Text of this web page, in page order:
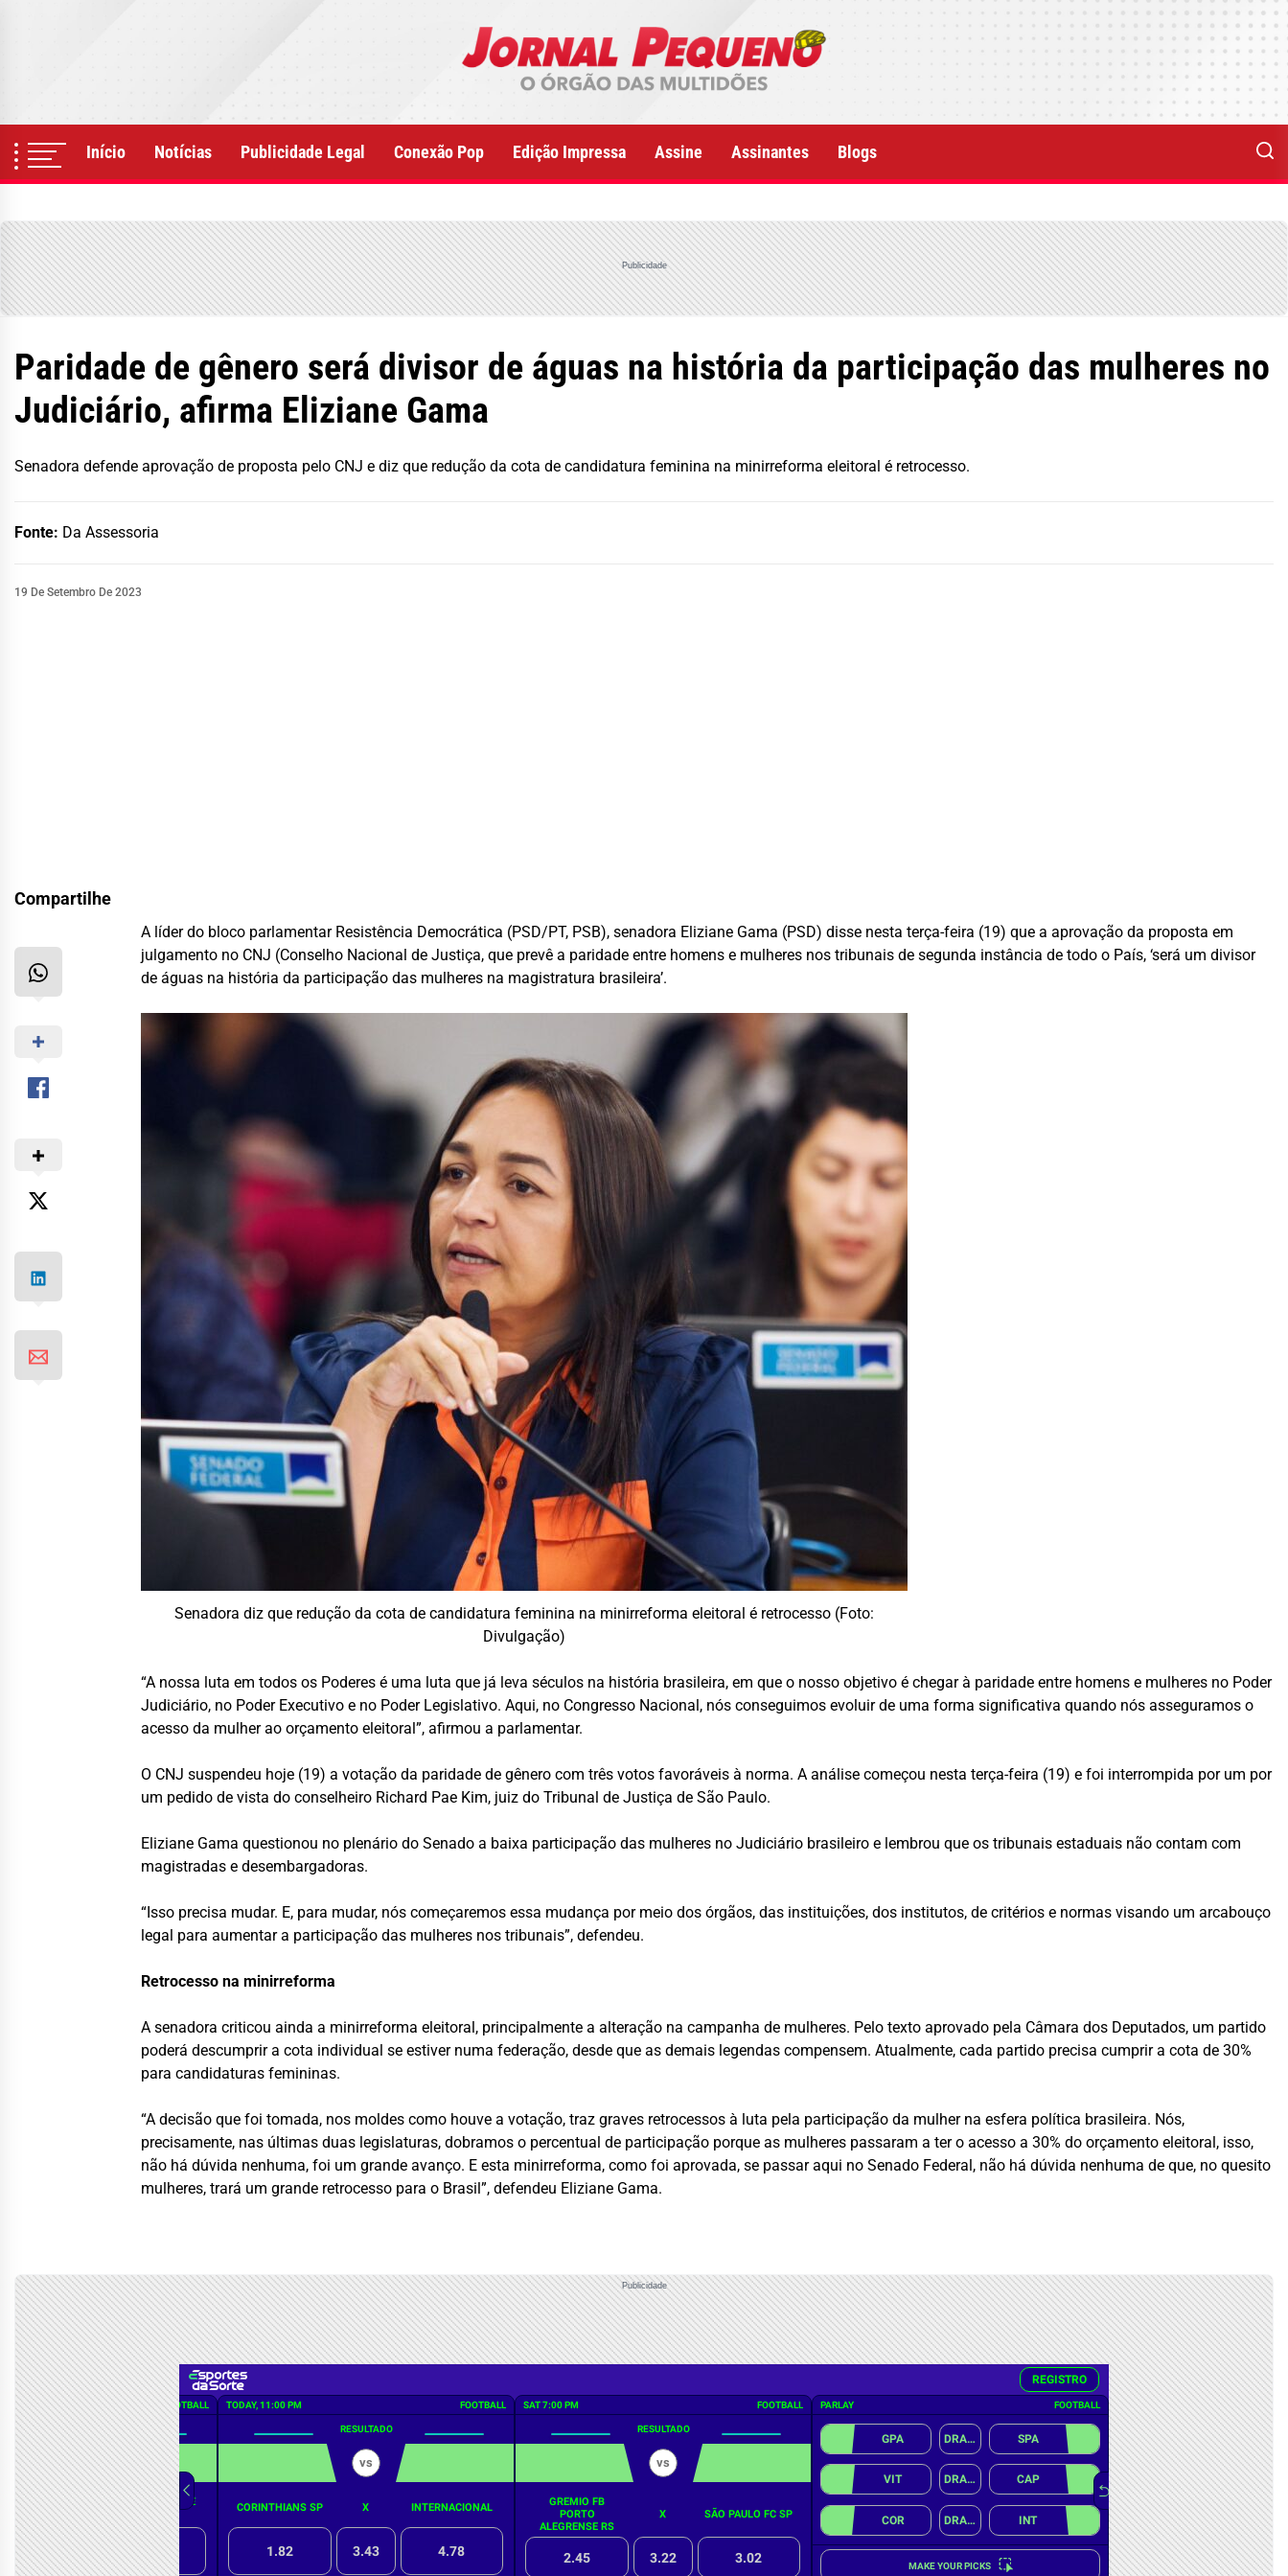
Início Notícias Publicidade Legal Conexão Pop Edição Impressa Assine Assinantes Blogs
Publicidade
Paridade de gênero será divisor de águas na história da participação das mulheres no
Judiciário, afirma Eliziane Gama
Senadora defende aprovação de proposta pelo CNJ e diz que redução da cota de candidatura feminina na minirreforma eleitoral é retrocesso.
Fonte: Da Assessoria
19 De Setembro De 2023
Compartilhe
A líder do bloco parlamentar Resistência Democrática (PSD/PT, PSB), senadora Eliziane Gama (PSD) disse nesta terça-feira (19) que a aprovação da proposta em
julgamento no CNJ (Conselho Nacional de Justiça, que prevê a paridade entre homens e mulheres nos tribunais de segunda instância de todo o País, ‘será um divisor
de águas na história da participação das mulheres na magistratura brasileira’.
Senadora diz que redução da cota de candidatura feminina na minirreforma eleitoral é retrocesso (Foto:
Divulgação)
“A nossa luta em todos os Poderes é uma luta que já leva séculos na história brasileira, em que o nosso objetivo é chegar à paridade entre homens e mulheres no Poder
Judiciário, no Poder Executivo e no Poder Legislativo. Aqui, no Congresso Nacional, nós conseguimos evoluir de uma forma significativa quando nós asseguramos o
acesso da mulher ao orçamento eleitoral”, afirmou a parlamentar.
O CNJ suspendeu hoje (19) a votação da paridade de gênero com três votos favoráveis à norma. A análise começou nesta terça-feira (19) e foi interrompida por um por
um pedido de vista do conselheiro Richard Pae Kim, juiz do Tribunal de Justiça de São Paulo.
Eliziane Gama questionou no plenário do Senado a baixa participação das mulheres no Judiciário brasileiro e lembrou que os tribunais estaduais não contam com
magistradas e desembargadoras.
“Isso precisa mudar. E, para mudar, nós começaremos essa mudança por meio dos órgãos, das instituições, dos institutos, de critérios e normas visando um arcabouço
legal para aumentar a participação das mulheres nos tribunais”, defendeu.
Retrocesso na minirreforma
A senadora criticou ainda a minirreforma eleitoral, principalmente a alteração na campanha de mulheres. Pelo texto aprovado pela Câmara dos Deputados, um partido
poderá descumprir a cota individual se estiver numa federação, desde que as demais legendas compensem. Atualmente, cada partido precisa cumprir a cota de 30%
para candidaturas femininas.
“A decisão que foi tomada, nos moldes como houve a votação, traz graves retrocessos à luta pela participação da mulher na esfera política brasileira. Nós,
precisamente, nas últimas duas legislaturas, dobramos o percentual de participação porque as mulheres passaram a ter o acesso a 30% do orçamento eleitoral, isso,
não há dúvida nenhuma, foi um grande avanço. E esta minirreforma, como foi aprovada, se passar aqui no Senado Federal, não há dúvida nenhuma de que, no quesito
mulheres, trará um grande retrocesso para o Brasil”, defendeu Eliziane Gama.
Publicidade